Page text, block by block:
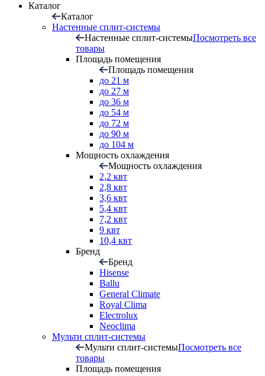
Каталог
Каталог
Настенные сплит-системы
Настенные сплит-системыПосмотреть все
товары
Площадь помещения
Площадь помещения
до 21 м
до 27 м
до 36 м
до 54 м
до 72 м
до 90 м
до 104 м
Мощность охлаждения
Мощность охлаждения
2,2 квт
2,8 квт
3,6 квт
5,4 квт
7,2 квт
9 квт
10,4 квт
Бренд
Бренд
Hisense
Ballu
General Climate
Royal Clima
Electrolux
Neoclima
Мульти сплит-системы
Мульти сплит-системыПосмотреть все
товары
Площадь помещения